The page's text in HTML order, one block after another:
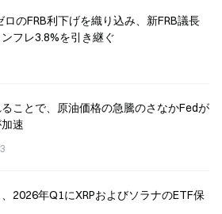
のFRB利下げを織り込み、新FRB議長
フレ3.8%を引き継ぐ
ことで、原油価格の急騰のさなかFedが
速
2026年Q1にXRPおよびソラナのETF保